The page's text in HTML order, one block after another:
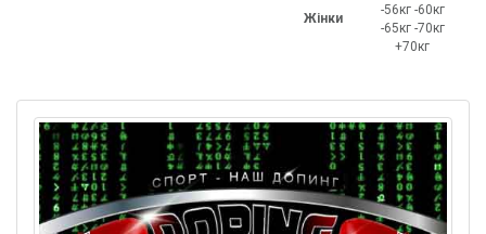
Жінки
-56кг -60кг
-65кг -70кг
+70кг